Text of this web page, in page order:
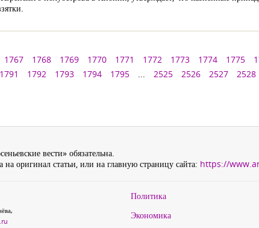
1767 1768 1769 1770 1771 1772 1773 1774 1775
1791 1792 1793 1794 1795 ... 2525 2526 2527 2528
вести» обязательна.
оригинал статьи, или на главную страницу сайта: https://
Политика
Экономика